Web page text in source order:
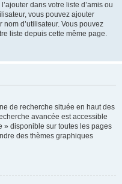
dans votre liste d’amis ou
vous pouvez ajouter
d’utilisateur. Vous pouvez
liste depuis cette même page.
de recherche située en haut des
avancée est accessible
» disponible sur toutes les pages
des thèmes graphiques